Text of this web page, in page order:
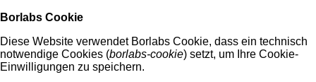
Borlabs Cookie
Diese Website verwendet Borlabs Cookie, dass ein technisch
notwendige Cookies (borlabs-cookie) setzt, um Ihre Cookie-
Einwilligungen zu speichern.